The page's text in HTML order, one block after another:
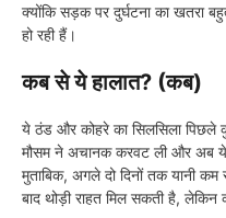
क्योंकि सड़क पर दुर्घटना का खतरा
हो रही हैं।
कब से ये हालात? (कब)
ये ठंड और कोहरे का सिलसिला पिछले
मौसम ने अचानक करवट ली और अब ये
मुताबिक, अगले दो दिनों तक यानी
बाद थोड़ी राहत मिल सकती है, लेकिन